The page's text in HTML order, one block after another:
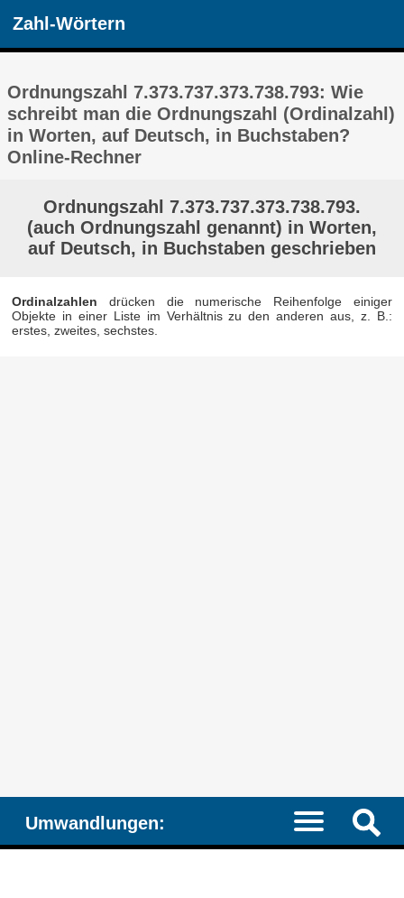
Zahl-Wörtern
Ordnungszahl 7.373.737.373.738.793: Wie
schreibt man die Ordnungszahl (Ordinalzahl)
in Worten, auf Deutsch, in Buchstaben?
Online-Rechner
Ordnungszahl 7.373.737.373.738.793.
(auch Ordnungszahl genannt) in Worten,
auf Deutsch, in Buchstaben geschrieben
Ordinalzahlen drücken die numerische Reihenfolge einiger
Objekte in einer Liste im Verhältnis zu den anderen aus, z. B.:
erstes, zweites, sechstes.
Umwandlungen: